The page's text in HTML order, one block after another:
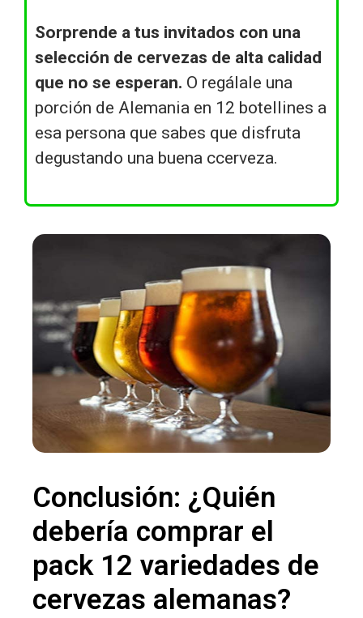
Sorprende a tus invitados con una
selección de cervezas de alta calidad
que no se esperan. O regálale una
porción de Alemania en 12 botellines a
esa persona que sabes que disfruta
degustando una buena ccerveza.
Conclusión: ¿Quién
debería comprar el
pack 12 variedades de
cervezas alemanas?